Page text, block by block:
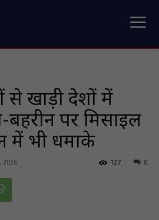
से खाड़ी देशों में
पर मिसाइल
में भी धमाके
2026 0
127